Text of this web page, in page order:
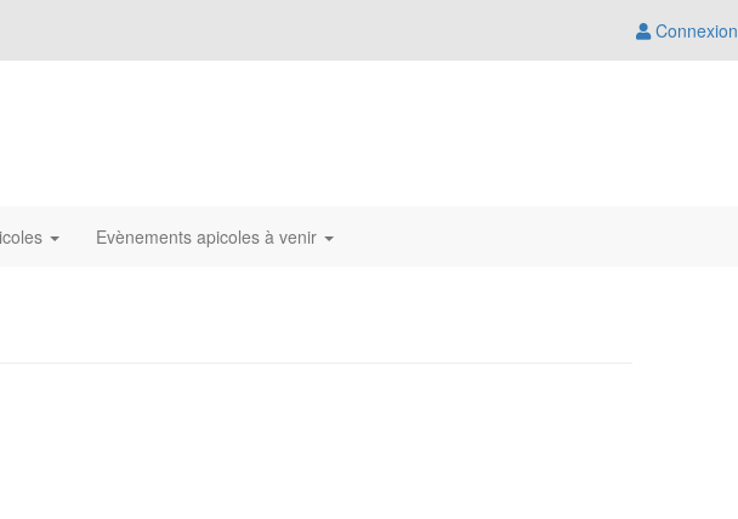
Connexion
Evènements apicoles à venir